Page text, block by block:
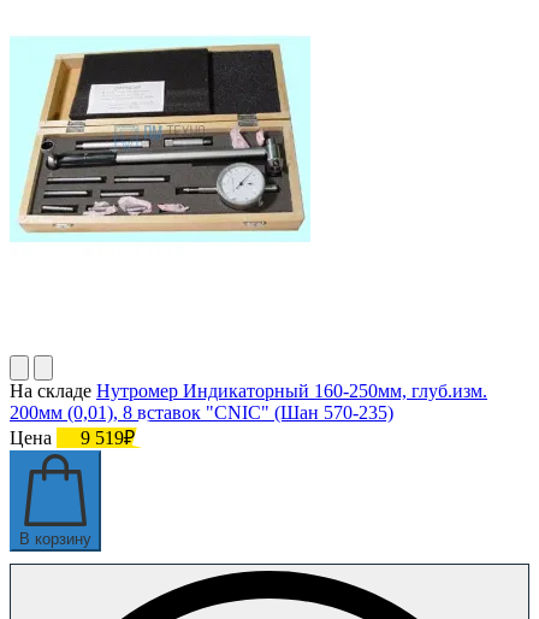
На складе Нутромер Индикаторный 160-250мм, глуб.изм.
200мм (0,01), 8 вставок "CNIC" (Шан 570-235)
Цена
9 519₽
В корзину